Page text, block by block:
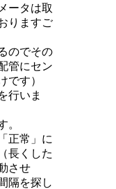
ータは取
りますご
のでその
管にセン
です）
行いま
。
正常」に
長くした
させ
隔を探し